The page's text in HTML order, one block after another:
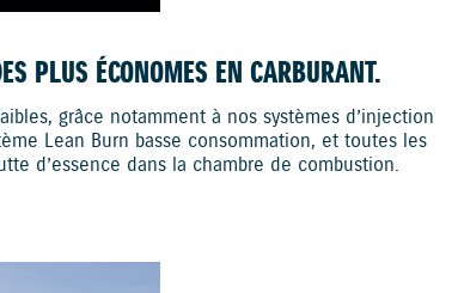
PLUS ÉCONOMES EN CARBURANT.
grâce notamment à nos systèmes d’injection
Lean Burn basse consommation, et toutes les
d’essence dans la chambre de combustion.